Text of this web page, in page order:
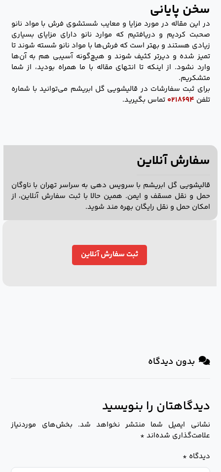
سخن پایانی
در این مقاله در مورد مزایا و معایب شستشوی فرش با مواد نانو
صحبت کردیم و دریافتیم که موارد نانو دارای مزایای بسیاری
زیادی هستند و بهتر است که فرش‌ها با مواد نانو شسته شوند تا
تمیز شده و دیرتر کثیف شوند و هیچ‌گونه آسیبی هم به آن‌ها
وارد نشود. از اینکه تا انتهای مقاله با ما همراه بودید، از شما
متشکریم.
برای ثبت سفارشات در قالیشویی گل ابریشم می‌توانید با شماره
تلفن ۰۲۱۸۶۹۴ تماس بگیرید.
سفارش آنلاین
قالیشویی گل ابریشم با سرویس دهی به سراسر تهران با ناوگان
حمل و نقل مسقف و ایمن. همین حالا با ثبت سفارش آنلاین، از
امکان حمل و نقل رایگان بهره مند شوید.
ثبت سفارش آنلاین
بدون دیدگاه
دیدگاهتان را بنویسید
نشانی ایمیل شما منتشر نخواهد شد. بخش‌های موردنیاز
علامت‌گذاری شده‌اند *
دیدگاه *